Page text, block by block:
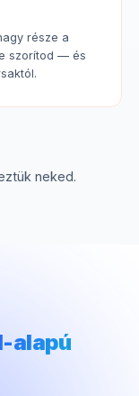
része a
szorítod — és
neked.
alapú